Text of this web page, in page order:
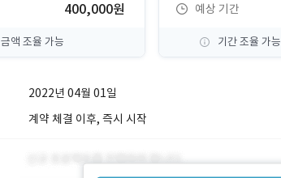
400,000원
금액 조율 가능
예상 기간
기간 조율 가능
2022년 04월 01일
계약 체결 이후, 즉시 시작